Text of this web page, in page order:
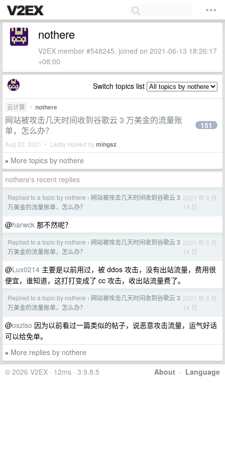
nothere
V2EX member #548245, joined on 2021-06-13 18:26:17
+08:00
Switch topics list
云计算 • nothere
网站被攻击几天时间收到谷歌云 3 万美金的流量账
单，怎么办？
Aug 22, 2021 • Lastly replied bymingsz
151
» More topics by nothere
nothere's recent replies
Replied to a topic by nothere › 网站被攻击几天时间收到谷歌云 3
万美金的流量账单，怎么办？
2021 年 6 月
14 日
@harwck 那不然呢？
Replied to a topic by nothere › 网站被攻击几天时间收到谷歌云 3
万美金的流量账单，怎么办？
2021 年 6 月
14 日
@Lux0214 主要是以前用过，被 ddos 攻击，没有出站流量，费用很
便宜，谁知道，这打打变成了 cc 攻击，收出站流量费了。
Replied to a topic by nothere › 网站被攻击几天时间收到谷歌云 3
万美金的流量账单，怎么办？
2021 年 6 月
14 日
@oszlso 因为以前看过一篇类似的帖子，说恶意攻击流量，运气好话
可以给免单。
» More replies by nothere
About · Language
© 2026 V2EX · 12ms · 3.9.8.5